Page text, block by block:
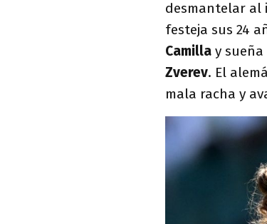
desmantelar al
festeja sus 24
Camilla y
Zverev. El
mala racha y